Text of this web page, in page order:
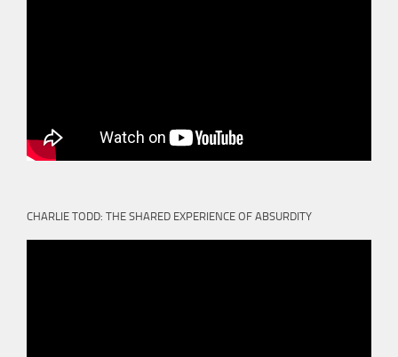
CHARLIE TODD: THE SHARED EXPERIENCE OF ABSURDITY